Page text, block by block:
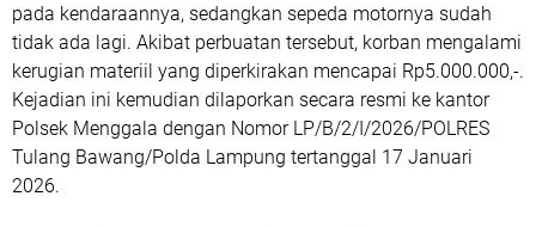
pada kendaraannya, sedangkan sepeda motornya sudah
tidak ada lagi. Akibat perbuatan tersebut, korban mengalami
kerugian materiil yang diperkirakan mencapai Rp5.000.000,-.
Kejadian ini kemudian dilaporkan secara resmi ke kantor
Polsek Menggala dengan Nomor LP/B/2/I/2026/POLRES
Tulang Bawang/Polda Lampung tertanggal 17 Januari
2026.